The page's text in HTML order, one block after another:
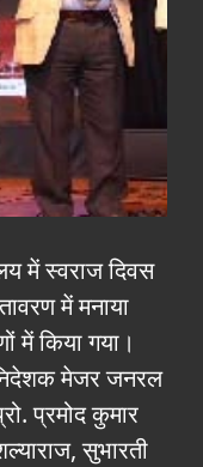
में स्वराज दिवस
में मनाया
में किया गया।
मेजर जनरल
प्रमोद कुमार
सुभारती